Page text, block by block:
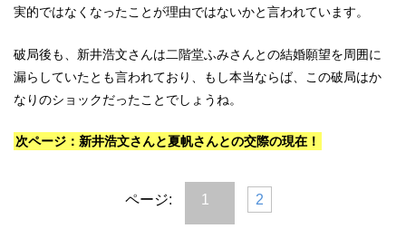
実的ではなくなったことが理由ではないかと言われています。
破局後も、新井浩文さんは二階堂ふみさんとの結婚願望を周囲に
漏らしていたとも言われており、もし本当ならば、この破局はか
なりのショックだったことでしょうね。
次ページ：新井浩文さんと夏帆さんとの交際の現在！
ページ: 1 2